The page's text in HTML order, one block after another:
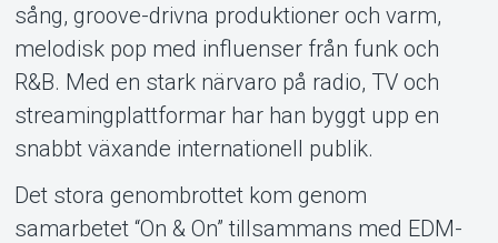
Om Tickster
sång, groove-drivna produktioner och varm,
melodisk pop med influenser från funk och
R&B. Med en stark närvaro på radio, TV och
streamingplattformar har han byggt upp en
snabbt växande internationell publik.
Det stora genombrottet kom genom
samarbetet “On & On” tillsammans med EDM-